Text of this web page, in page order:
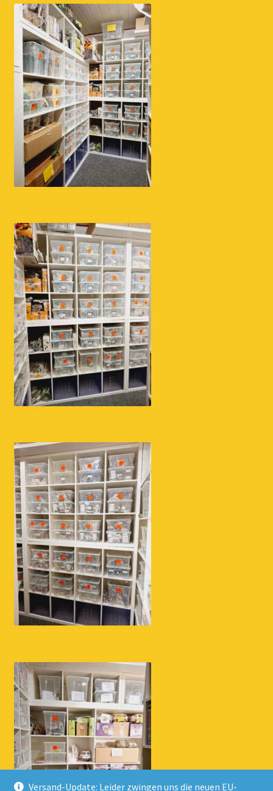
Versand-Update: Leider zwingen uns die neuen EU-